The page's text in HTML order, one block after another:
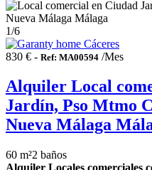
1/6
830 € - Ref: MA00594 /Mes
Alquiler Local
Jardín, Pso Mtmo
Nueva Málaga
60 m²2 baños